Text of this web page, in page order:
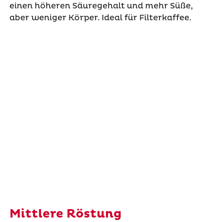
einen höheren Säuregehalt und mehr Süße,
aber weniger Körper. Ideal für Filterkaffee.
Mittlere Röstung